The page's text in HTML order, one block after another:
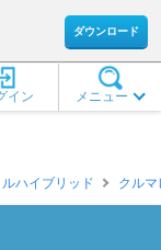
ダウンロード
メニュー
イン
ハイブリッド クル